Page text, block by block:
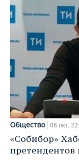
ЭНЕРГЕТИКА
БИЗНЕС-БРАНЧИ
ONLINE-
ОТКРЫТАЯ
ФУТБОЛ
ХОККЕЙ
БАСКЕТБОЛ
ВОЛЕЙБОЛ
КИБЕРСПОРТ
ФИГУРНОЕ
НОВОСТИ
ВЛАСТЬ
ИСТОРИЯ
КУЛЬТУРА
МЕДИЦИНА
ФОТОГАЛЕРЕЯ
СЮЖЕТЫ
СПРАВОЧНИК
СПИСОК ПЕРСОН
СПИСОК
ПОЛНАЯ ВЕРСИЯ
Общество 08 окт,
«Собибор»
претендентов